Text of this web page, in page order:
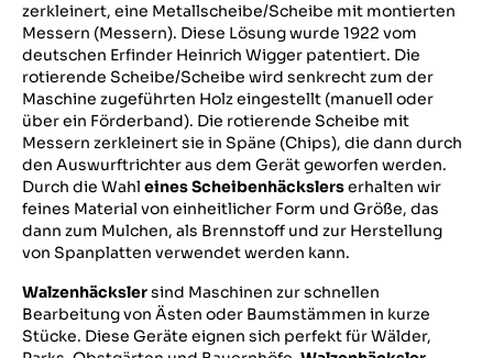
zerkleinert, eine Metallscheibe/Scheibe mit montierten
Messern (Messern). Diese Lösung wurde 1922 vom
deutschen Erfinder Heinrich Wigger patentiert. Die
rotierende Scheibe/Scheibe wird senkrecht zum der
Maschine zugeführten Holz eingestellt (manuell oder
über ein Förderband). Die rotierende Scheibe mit
Messern zerkleinert sie in Späne (Chips), die dann durch
den Auswurftrichter aus dem Gerät geworfen werden.
Durch die Wahl eines Scheibenhäckslerserhalten wir
feines Material von einheitlicher Form und Größe, das
dann zum Mulchen, als Brennstoff und zur Herstellung
von Spanplatten verwendet werden kann.
Walzenhäckslersind Maschinen zur schnellen
Bearbeitung von Ästen oder Baumstämmen in kurze
Stücke. Diese Geräte eignen sich perfekt für Wälder,